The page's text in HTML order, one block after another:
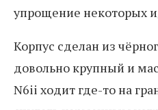
упрощение некоторых
Корпус сделан из
довольно крупный и
N6ii ходит где-то на